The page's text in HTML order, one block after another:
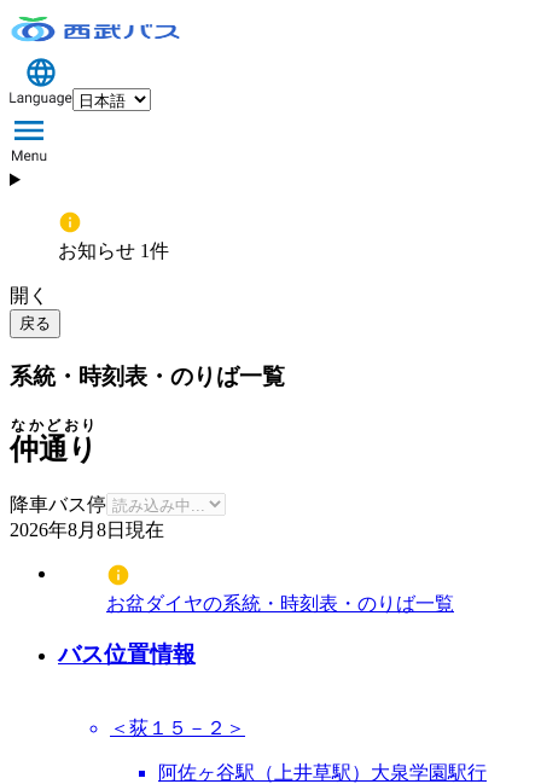
お知らせ 1件
開く
戻る
系統・時刻表・のりば一覧
仲通り
なかどおり
降車バス停
2026年8月8日 現在
お盆ダイヤの系統・時刻表・のりば一覧
バス位置情報
＜荻１５－２＞
阿佐ヶ谷駅（上井草駅）大泉学園駅行